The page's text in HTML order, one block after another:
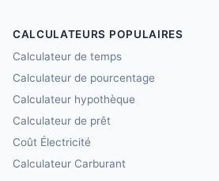
CALCULATEURS POPULAIRES
Calculateur de temps
Calculateur de pourcentage
Calculateur hypothèque
Calculateur de prêt
Coût Électricité
Calculateur Carburant